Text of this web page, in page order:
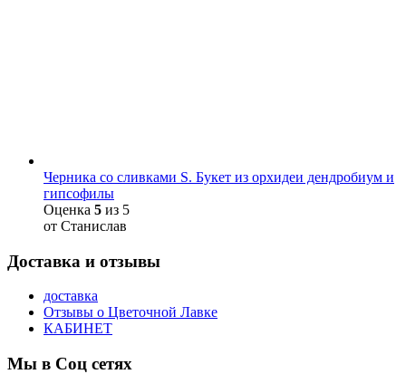
Черника со сливками S. Букет из орхидеи дендробиум и
гипсофилы
Оценка 5 из 5
от Станислав
Доставка и отзывы
доставка
Отзывы о Цветочной Лавке
КАБИНЕТ
Мы в Соц сетях